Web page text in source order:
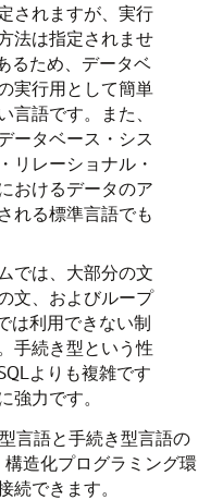
されますが、実行
法は指定されませ
るため、データベ
実行用として簡単
言語です。また、
ータベース・シス
リレーショナル・
おけるデータのア
れる標準言語でも
では、大部分の文
文、およびループ
は利用できない制
手続き型という性
よりも複雑です
強力です。
言語と手続き型言語の
造化プログラミング環
続できます。